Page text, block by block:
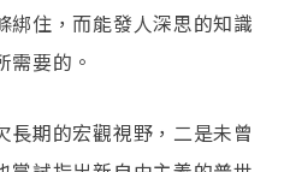
綁住，而能發人深思的知識
需要的。
長期的宏觀視野，二是未曾